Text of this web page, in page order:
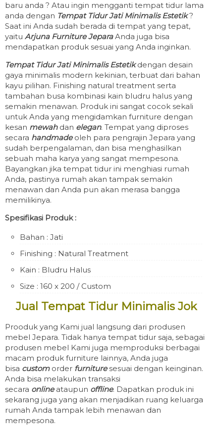
baru anda ? Atau ingin mengganti tempat tidur lama
anda dengan Tempat Tidur Jati Minimalis Estetik ?
Saat ini Anda sudah berada di tempat yang tepat,
yaitu Arjuna Furniture JeparaAnda juga bisa
mendapatkan produk sesuai yang Anda inginkan.
Tempat Tidur Jati Minimalis Estetikdengan desain
gaya minimalis modern kekinian, terbuat dari bahan
kayu pilihan. Finishing natural treatment serta
tambahan busa kombinasi kain bludru halus yang
semakin menawan. Produk ini sangat cocok sekali
untuk Anda yang mengidamkan furniture dengan
kesan mewahdan elegan. Tempat yang diproses
secara handmadeoleh para pengrajin Jepara yang
sudah berpengalaman, dan bisa menghasilkan
sebuah maha karya yang sangat mempesona.
Bayangkan jika tempat tidur ini menghiasi rumah
Anda, pastinya rumah akan tampak semakin
menawan dan Anda pun akan merasa bangga
memilikinya.
Spesifikasi Produk :
Bahan : Jati
Finishing : Natural Treatment
Kain : Bludru Halus
Size : 160 x 200 / Custom
Jual Tempat Tidur Minimalis Jok
Prooduk yang Kami jual langsung dari produsen
mebel Jepara. Tidak hanya tempat tidur saja, sebagai
produsen mebel Kami juga memproduksi berbagai
macam produk furniture lainnya, Anda juga
bisa customorder furnituresesuai dengan keinginan.
Anda bisa melakukan transaksi
secara onlineataupun offline. Dapatkan produk ini
sekarang juga yang akan menjadikan ruang keluarga
rumah Anda tampak lebih menawan dan
mempesona.